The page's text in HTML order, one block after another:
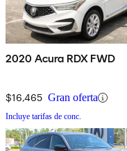
2020 Acura RDX FWD
$16,465 Gran oferta
Incluye tarifas de conc.